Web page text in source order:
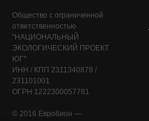
Общество с ограниченной
ответственностью
"НАЦИОНАЛЬНЫЙ
ЭКОЛОГИЧЕСКИЙ ПРОЕКТ
ЮГ"
ИНН / КПП 2311340878 /
231101001
ОГРН 1222300057781
© 2016 Евробион —